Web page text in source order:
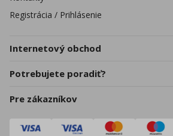
Registrácia / Prihlásenie
Internetový obchod
Potrebujete poradiť?
Pre zákazníkov